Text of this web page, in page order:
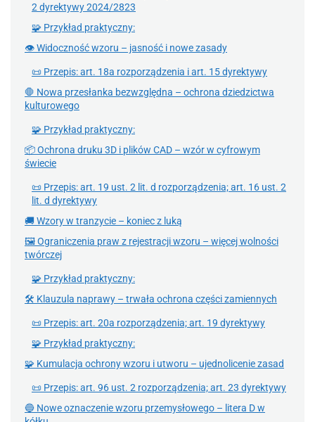
2 dyrektywy 2024/2823
🧩 Przykład praktyczny:
👁 Widoczność wzoru – jasność i nowe zasady
📜 Przepis: art. 18a rozporządzenia i art. 15 dyrektywy
🛑 Nowa przesłanka bezwzględna – ochrona dziedzictwa
kulturowego
🧩 Przykład praktyczny:
📦 Ochrona druku 3D i plików CAD – wzór w cyfrowym
świecie
📜 Przepis: art. 19 ust. 2 lit. d rozporządzenia; art. 16 ust. 2
lit. d dyrektywy
🚚 Wzory w tranzycie – koniec z luką
🖼 Ograniczenia praw z rejestracji wzoru – więcej wolności
twórczej
🧩 Przykład praktyczny:
🛠 Klauzula naprawy – trwała ochrona części zamiennych
📜 Przepis: art. 20a rozporządzenia; art. 19 dyrektywy
🧩 Przykład praktyczny:
🧩 Kumulacja ochrony wzoru i utworu – ujednolicenie zasad
📜 Przepis: art. 96 ust. 2 rozporządzenia; art. 23 dyrektywy
🔵 Nowe oznaczenie wzoru przemysłowego – litera D w